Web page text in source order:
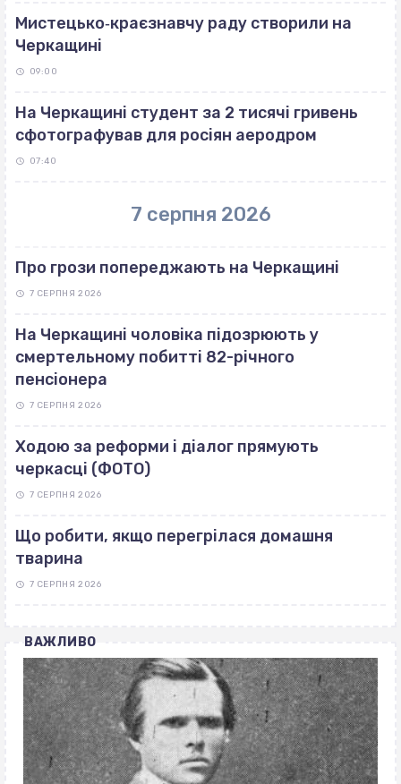
Мистецько‐краєзнавчу раду створили на
Черкащині
09:00
На Черкащині студент за 2 тисячі гривень
сфотографував для росіян аеродром
07:40
7 серпня 2026
Про грози попереджають на Черкащині
7 СЕРПНЯ 2026
На Черкащині чоловіка підозрюють у
смертельному побитті 82-річного
пенсіонера
7 СЕРПНЯ 2026
Ходою за реформи і діалог прямують
черкасці (ФОТО)
7 СЕРПНЯ 2026
Що робити, якщо перегрілася домашня
тварина
7 СЕРПНЯ 2026
ВАЖЛИВО